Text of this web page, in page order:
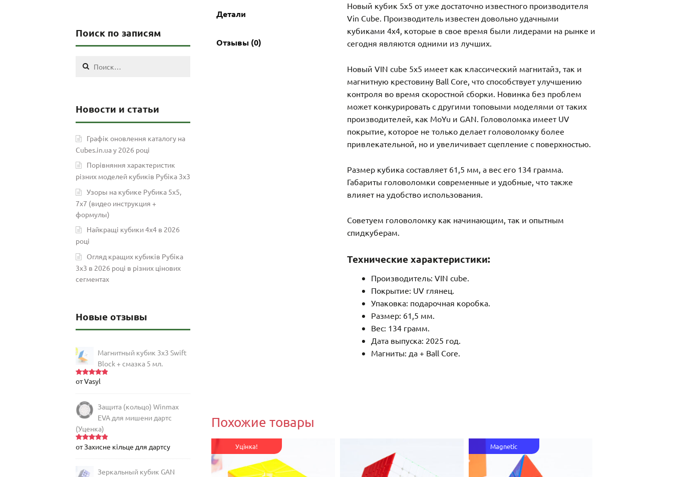
Детали
Отзывы (0)
Новый кубик 5х5 от уже достаточно известного производителя
Vin Cube. Производитель известен довольно удачными
кубиками 4х4, которые в свое время были лидерами на рынке и
сегодня являются одними из лучших.
Новый VIN cube 5х5 имеет как классический магнитайз, так и
магнитную крестовину Ball Core, что способствует улучшению
контроля во время скоростной сборки. Новинка без проблем
может конкурировать с другими топовыми моделями от таких
производителей, как MoYu и GAN. Головоломка имеет UV
покрытие, которое не только делает головоломку более
привлекательной, но и увеличивает сцепление с поверхностью.
Размер кубика составляет 61,5 мм, а вес его 134 грамма.
Габариты головоломки современные и удобные, что также
влияет на удобство использования.
Советуем головоломку как начинающим, так и опытным
спидкуберам.
Технические характеристики:
Производитель: VIN cube.
Покрытие: UV глянец.
Упаковка: подарочная коробка.
Размер: 61,5 мм.
Вес: 134 грамм.
Дата выпуска: 2025 год.
Магниты: да + Ball Core.
Похожие товары
Magnetic! Уцінка! Magnetic
Поиск по записям
Найти:
Новости и статьи
Графік оновлення каталогу на
Cubes.in.ua у 2026 році
Порівняння характеристик
різних моделей кубиків Рубіка 3х3
Узоры на кубике Рубика 5х5,
7х7 (видео инструкция +
формулы)
Найкращі кубики 4х4 в 2026
році
Огляд кращих кубиків Рубіка
3х3 в 2026 році в різних цінових
сегментах
Новые отзывы
Магнитный кубик 3х3 Swift
Block + смазка 5 мл.
Оценка
от Vasyl
Защита (кольцо) Winmax
EVA для мишени дартс
(Уценка)
Оценка5
от Захисне кільце для дартсу
Зеркальный кубик GAN